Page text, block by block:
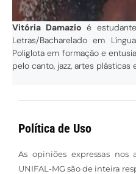
Vitória Damazio é
Letras/Bacharelado em
Poliglota em formação e
pelo canto, jazz, artes plásticas
Política de Uso
As opiniões expressas
UNIFAL-MG são de inteira